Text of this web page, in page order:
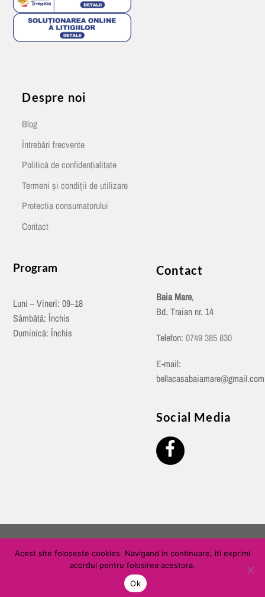
Despre noi
Blog
Întrebări frecvente
Politică de confidențialitate
Termeni și condiții de utilizare
Protectia consumatorului
Contact
Program
Luni – Vineri: 09–18
Sâmbătă: Închis
Duminică: Închis
Contact
Baia Mare,
Bd. Traian nr. 14
Telefon: 0749 385 830
E-mail:
bellacasabaiamare@gmail.com
Social Media
© Bella Casa Baia Mare 2026
Acest site foloseste cookies. Navigand in continuare, iti exprimi
acordul pentru folosirea acestora.
Ok